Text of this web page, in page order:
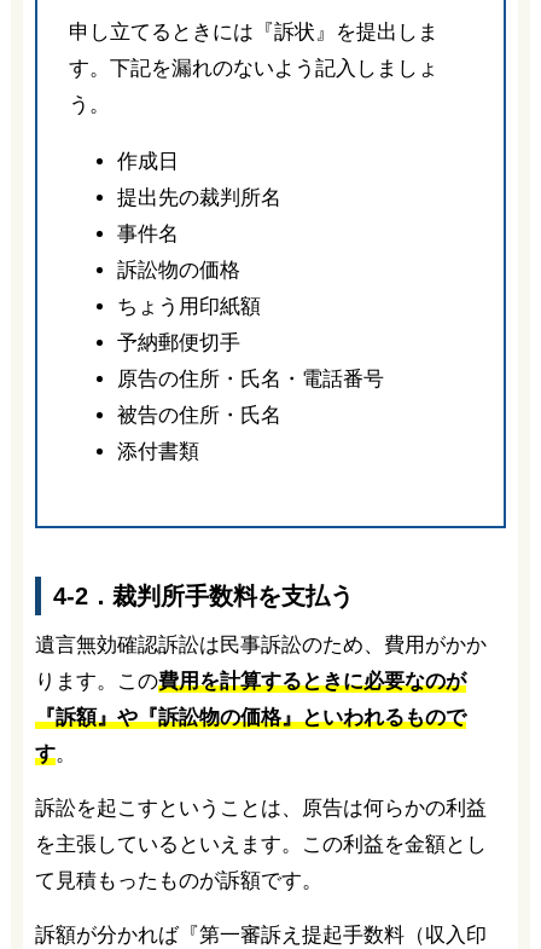
申し立てるときには『訴状』を提出しま
す。下記を漏れのないよう記入しましょ
う。
作成日
提出先の裁判所名
事件名
訴訟物の価格
ちょう用印紙額
予納郵便切手
原告の住所・氏名・電話番号
被告の住所・氏名
添付書類
4-2．裁判所手数料を支払う
遺言無効確認訴訟は民事訴訟のため、費用がかか
ります。この費用を計算するときに必要なのが
『訴額』や『訴訟物の価格』といわれるもので
す。
訴訟を起こすということは、原告は何らかの利益
を主張しているといえます。この利益を金額とし
て見積もったものが訴額です。
訴額が分かれば『第一審訴え提起手数料（収入印